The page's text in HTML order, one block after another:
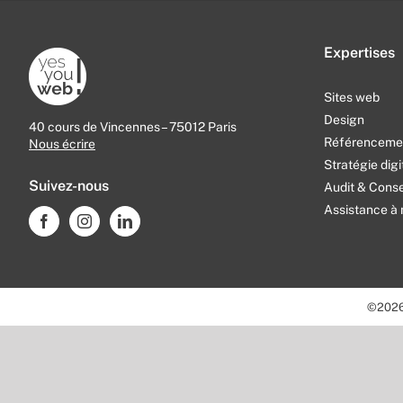
40 cours de Vincennes – 75012 Paris
Nous écrire
Suivez-nous
Expertises
Sites web
Design
Stratégie
Audit &
Assistance à
©